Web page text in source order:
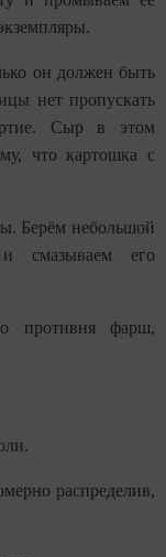
он должен быть
нет пропускать
Сыр в этом
что картошка с
Берём небольшой
смазываем его
противня фарш,
распределив,